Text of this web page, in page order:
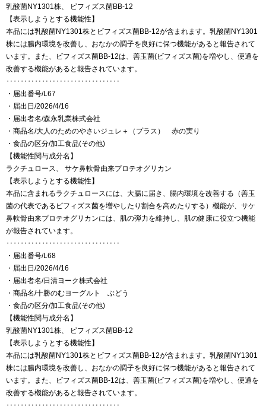
乳酸菌NY1301株、 ビフィズス菌BB-12
【表示しようとする機能性】
本品には乳酸菌NY1301株とビフィズス菌BB-12が含まれます。乳酸菌NY1301
株には腸内環境を改善し、おなかの調子を良好に保つ機能があると報告されて
います。また、ビフィズス菌BB-12は、善玉菌(ビフィズス菌)を増やし、便通を
改善する機能があると報告されています。
‥‥‥‥‥‥‥‥‥‥‥‥‥‥‥‥
・届出番号/L67
・届出日/2026/4/16
・届出者名/森永乳業株式会社
・商品名/大人のためのやさいジュレ＋（プラス） 赤の実り
・食品の区分/加工食品(その他)
【機能性関与成分名】
ラクチュロース、 サケ鼻軟骨由来プロテオグリカン
【表示しようとする機能性】
本品に含まれるラクチュロースには、大腸に届き、腸内環境を改善する（善玉
菌の代表であるビフィズス菌を増やしたり割合を高めたりする）機能が、サケ
鼻軟骨由来プロテオグリカンには、肌の弾力を維持し、肌の健康に役立つ機能
が報告されています。
‥‥‥‥‥‥‥‥‥‥‥‥‥‥‥‥
・届出番号/L68
・届出日/2026/4/16
・届出者名/日清ヨーク株式会社
・商品名/十勝のむヨーグルト ぶどう
・食品の区分/加工食品(その他)
【機能性関与成分名】
乳酸菌NY1301株、 ビフィズス菌BB-12
【表示しようとする機能性】
本品には乳酸菌NY1301株とビフィズス菌BB-12が含まれます。乳酸菌NY1301
株には腸内環境を改善し、おなかの調子を良好に保つ機能があると報告されて
います。また、ビフィズス菌BB-12は、善玉菌(ビフィズス菌)を増やし、便通を
改善する機能があると報告されています。
‥‥‥‥‥‥‥‥‥‥‥‥‥‥‥‥